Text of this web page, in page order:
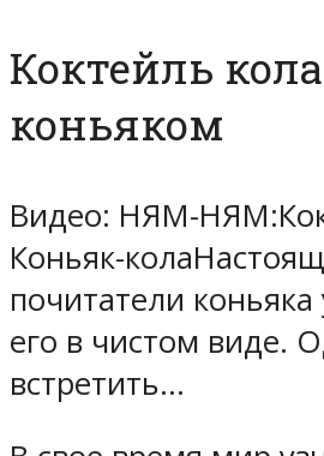
Коктейль
коньяком
Видео: НЯМ-
Коньяк-
почитатели
его в чистом виде.
встретить…